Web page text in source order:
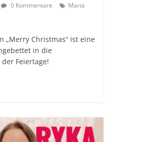
0 Kommentare
Maria
„Merry Christmas“ ist eine
in die
Feiertage!